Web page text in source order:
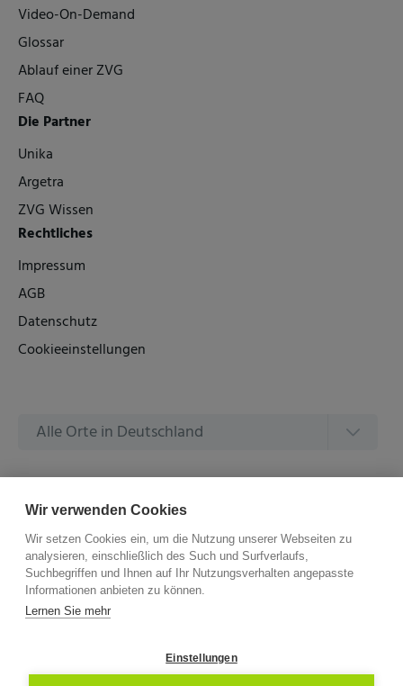
Video-On-Demand
Glossar
Ablauf einer ZVG
FAQ
Die Partner
Unika
Argetra
ZVG Wissen
Rechtliches
Impressum
AGB
Datenschutz
Cookieeinstellungen
Alle Orte in Deutschland
Alle Amtsgerichte in Deutschland
©2026 –ZVG Termine.Alle Rechte Vorbehalten.
Wir verwenden Cookies
Wir setzen Cookies ein, um die Nutzung unserer Webseiten zu
analysieren, einschließlich des Such und Surfverlaufs,
Suchbegriffen und Ihnen auf Ihr Nutzungsverhalten angepasste
Informationen anbieten zu können.
Lernen Sie mehr
Einstellungen